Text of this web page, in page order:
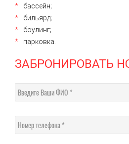
бассейн;
бильярд;
боулинг;
парковка.
ЗАБРОНИРОВАТЬ
Введите Ваши ФИО
Номер телефона